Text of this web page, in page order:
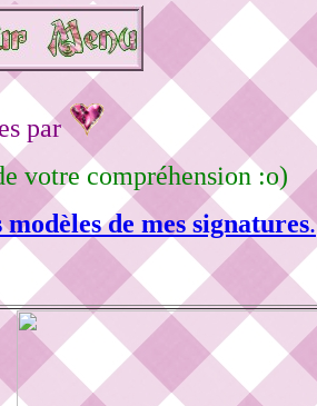
par
votre compréhension :o)
de mes signatures.